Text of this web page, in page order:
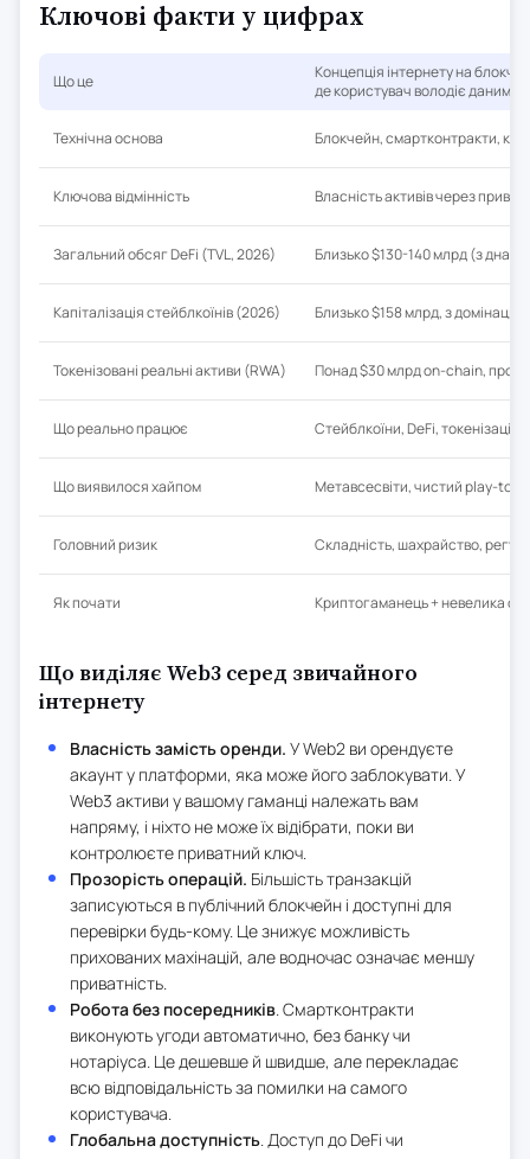
Ключові факти у цифрах
Що це
Концепція інтернету на
де користувач володіє даними
Технічна основа Блокчейн, смартконтракти,
Ключова відмінність Власність активів через
Загальний обсяг DeFi (TVL, 2026) Близько $130-140 млрд (з дна
Капіталізація стейблкоїнів (2026) Близько $158 млрд, з
Токенізовані реальні активи (RWA) Понад $30 млрд on-chain,
Що реально працює Стейблкоїни, DeFi, токенізація
Що виявилося хайпом Метавсесвіти, чистий play-to-
Головний ризик Складність, шахрайство,
Як почати Криптогаманець + невелика
Що виділяє Web3 серед звичайного
інтернету
Власність замість оренди. У Web2 ви орендуєте
акаунт у платформи, яка може його заблокувати. У
Web3 активи у вашому гаманці належать вам
напряму, і ніхто не може їх відібрати, поки ви
контролюєте приватний ключ.
Прозорість операцій. Більшість транзакцій
записуються в публічний блокчейн і доступні для
перевірки будь-кому. Це знижує можливість
прихованих махінацій, але водночас означає меншу
приватність.
Робота без посередників. Смартконтракти
виконують угоди автоматично, без банку чи
нотаріуса. Це дешевше й швидше, але перекладає
всю відповідальність за помилки на самого
користувача.
Глобальна доступність. Доступ до DeFi чи